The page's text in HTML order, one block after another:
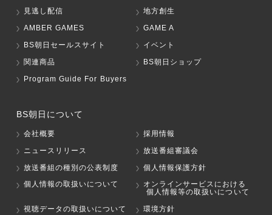
見逃し配信
地方創生
AMBER GAMES
GAME A
BS朝日セールスサイト
イベント
関連商品
BS朝日ショップ
Program Guide For Buyers
BS朝日について
会社概要
採用情報
ニュースリリース
放送番組審議会
放送番組の種別の公表制度
個人情報保護方針
個人情報の取扱いについて
オンラインサービスにおける
個人情報等の取扱いについて
視聴データの取扱いについて
環境方針